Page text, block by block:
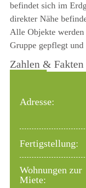
befindet sich im
direkter Nähe
Alle Objekte
Gruppe gepflegt
Zahlen & Fakten
Adresse:
Fertigstellung:
Wohnungen zur
Miete: